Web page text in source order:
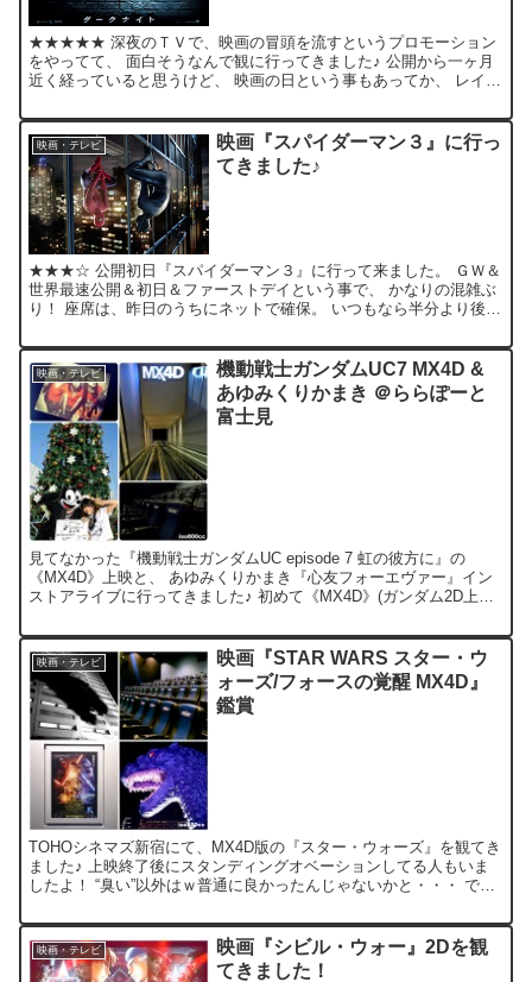
★★★★★ 深夜のＴＶで、映画の冒頭を流すというプロモーション
をやってて、 面白そうなんで観に行ってきました♪ 公開から一ヶ月
近く経っていると思うけど、 映画の日という事もあってか、 レイト
映画・テレビ
映画『スパイダーマン３』に行っ
てきました♪
★★★☆ 公開初日『スパイダーマン３』に行って来ました。 ＧＷ＆
世界最速公開＆初日＆ファーストデイという事で、 かなりの混雑ぶ
り！ 座席は、昨日のうちにネットで確保。 いつもなら半分より後ろ
映画・テレビ
機動戦士ガンダムUC7 MX4D &
あゆみくりかまき ＠ららぽーと
富士見
見てなかった『機動戦士ガンダムUC episode 7 虹の彼方に』の
《MX4D》上映と、 あゆみくりかまき『心友フォーエヴァー』イン
ストアライブに行ってきました♪ 初めて《MX4D》(ガンダム2D上映)
映画・テレビ
映画『STAR WARS スター・ウ
ォーズ/フォースの覚醒 MX4D』
鑑賞
TOHOシネマズ新宿にて、MX4D版の『スター・ウォーズ』を観てき
ました♪ 上映終了後にスタンディングオベーションしてる人もいま
したよ！ “臭い”以外はｗ普通に良かったんじゃないかと・・・ でも
映画・テレビ
映画『シビル・ウォー』2Dを観
てきました！